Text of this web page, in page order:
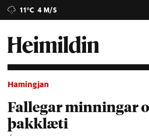
11°C 4 M/S
Hamingjan
Fallegar minningar
þakklæti